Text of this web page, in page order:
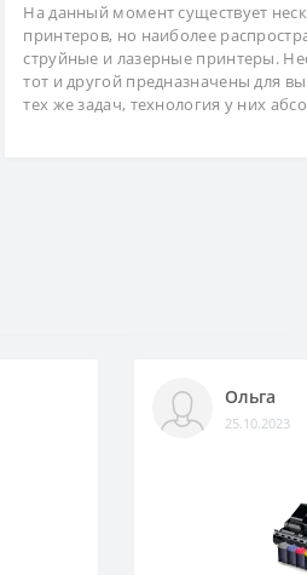
На данный момент существует
принтеров, но наиболее
струйные и лазерные принтеры.
тот и другой предназначены для
тех же задач, технология у них
Ольга
25.10.2023